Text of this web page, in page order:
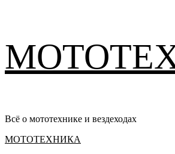
содержимому
Всё о мототехнике и вездеходах
Основное
МОТОТЕХНИКА